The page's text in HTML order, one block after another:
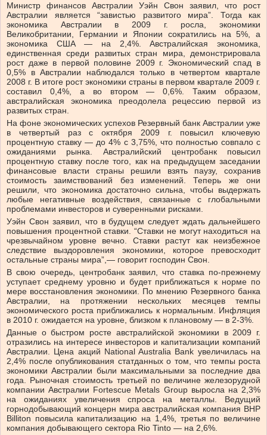
Министр финансов Австралии Уэйн Свон заявил, что рост
Австралии является “завистью развитого мира”. Тогда как
экономика Австралии в 2009 г. росла, экономики
Великобритании, Германии и Японии сократились на 5%, а
экономика США — на 2,4%. Австралийская экономика,
единственная среди развитых стран мира, демонстрировала
рост даже в первой половине 2009 г. Экономический спад в
0,5% в Австралии наблюдался только в четвертом квартале
2008 г. В итоге рост экономики страны в первом квартале 2009 г.
составил 0,4%, а во втором — 0,6%. Таким образом,
австралийская экономика преодолела рецессию первой из
развитых стран.
На фоне экономических успехов Резервный банк Австралии уже
в четвертый раз с октября 2009 г. повысил ключевую
процентную ставку — до 4% с 3,75%, что полностью совпало с
ожиданиями рынка. Австралийский центробанк повысил
процентную ставку после того, как на предыдущем заседании
финансовые власти страны решили взять паузу, сохранив
стоимость заимствований без изменений. Теперь же они
решили, что экономика достаточно сильна, чтобы выдержать
любые негативные воздействия, связанные с глобальными
проблемами инвесторов и суверенными рисками.
Уэйн Свон заявил, что в будущем следует ждать дальнейшего
повышения процентной ставки. “Ставки не могут находиться на
чрезвычайном уровне вечно. Ставки растут как неизбежное
следствие выздоровления экономики, которое превосходит
остальные страны мира”,— говорит господин Свон.
В свою очередь, центробанк заявил, что ставка по-прежнему
уступает среднему уровню и будет приближаться к норме по
мере восстановления экономики. По мнению Резервного банка
Австралии, на протяжении нескольких месяцев темпы
экономического роста приближались к нормальным. Инфляция
в 2010 г. ожидается на уровне, близком к плановому — в 2-3%.
Данные о быстром росте австралийской экономики в 2009 г.
отразились на интересе инвесторов и капитализации компаний
Австралии. Цена акций National Australia Bank увеличилась на
2,4% после опубликования статданных о том, что темпы роста
экономики Австралии были максимальными за последние два
года. Рыночная стоимость третьей по величине железорудной
компании Австралии Fortescue Metals Group выросла на 2,3%
на ожиданиях увеличения спроса на металлы. Ведущий
горнодобывающий концерн мира австралийская компания BHP
Billiton повысила капитализацию на 1,4%, третья по величине
компания добывающего сектора Rio Tinto — на 2,6%.